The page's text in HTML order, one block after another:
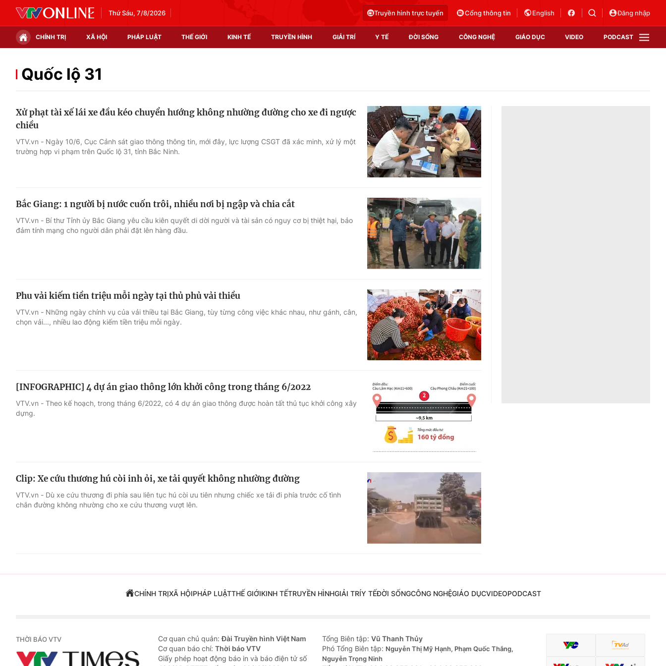
Thứ Sáu, 7/8/2026 Truyền hình trực tuyến Cổng thông tin English Đăng nhập
CHÍNH TRỊ XÃ HỘI PHÁP LUẬT THẾ GIỚI KINH TẾ TRUYỀN HÌNH GIẢI TRÍ Y TẾ ĐỜI SỐNG CÔNG NGHỆ GIÁO DỤC VIDEO PODCAST
Chính trị
Tin tức
Thế giới đó đây
Câu chuyện quốc tế
Thị trường
Hậu trường
Giải sao mai
Video
Shorts video
Podcast
EMagazine
Photo
Infographic
Góc ảnh
Điện ảnh
Âm nhạc
Sao
Du lịch
Làm đẹp
Chất lượng cuộc sống
Học trực tuyến
Công nghệ
Hitech Công nghệ tương lai
Sản phẩm
Thị trường
Tư vấn
VTV Sức khoẻ
Quốc lộ 31
Xử phạt tài xế lái xe đầu kéo chuyển hướng không nhường đường cho xe đi ngược
chiều
VTV.vn - Ngày 10/6, Cục Cảnh sát giao thông thông tin, mới đây, lực lượng CSGT đã xác minh, xử lý một
trường hợp vi phạm trên Quốc lộ 31, tỉnh Bắc Ninh.
Bắc Giang: 1 người bị nước cuốn trôi, nhiều nơi bị ngập và chia cắt
VTV.vn - Bí thư Tỉnh ủy Bắc Giang yêu cầu kiên quyết di dời người và tài sản có nguy cơ bị thiệt hại, bảo
đảm tính mạng cho người dân phải đặt lên hàng đầu.
Phu vải kiếm tiền triệu mỗi ngày tại thủ phủ vải thiều
VTV.vn - Những ngày chính vụ của vải thiều tại Bắc Giang, tùy từng công việc khác nhau, như gánh, cân,
chọn vải..., nhiều lao động kiếm tiền triệu mỗi ngày.
[INFOGRAPHIC] 4 dự án giao thông lớn khởi công trong tháng 6/2022
VTV.vn - Theo kế hoạch, trong tháng 6/2022, có 4 dự án giao thông được hoàn tất thủ tục khởi công xây
dựng.
Clip: Xe cứu thương hú còi inh ỏi, xe tải quyết không nhường đường
VTV.vn - Dù xe cứu thương đi phía sau liên tục hú còi ưu tiên nhưng chiếc xe tải đi phía trước cố tình
chắn đường không nhường cho xe cứu thương vượt lên.
CHÍNH TRỊXÃ HỘIPHÁP LUẬTTHẾ GIỚIKINH TẾTRUYỀN HÌNHGIẢI TRÍY TẾĐỜI SỐNGCÔNG NGHỆGIÁO DỤCVIDEOPODCAST
THỜI BÁO VTV Cơ quan chủ quản:Đài Truyền hình Việt Nam
Cơ quan báo chí: Thời báo VTV
Giấy phép hoạt động báo in và báo điện tử số
Tổng Biên tập: Vũ Thanh Thủy
Phó Tổng Biên tập: Nguyễn Thị Mỹ Hạnh, Phạm Quốc Thắng,
Nguyễn Trọng Ninh